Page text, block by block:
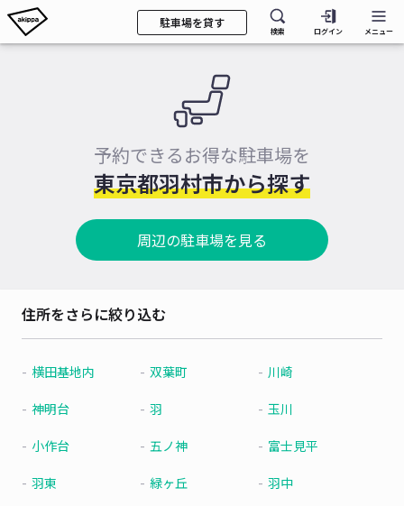
駐車場を貸す
検索 ログイン メニュー
予約できるお得な駐車場を
東京都羽村市から探す
周辺の駐車場を見る
住所をさらに絞り込む
横田基地内 双葉町 川崎
神明台 羽 玉川
小作台 五ノ神 富士見平
羽東 緑ヶ丘 羽中